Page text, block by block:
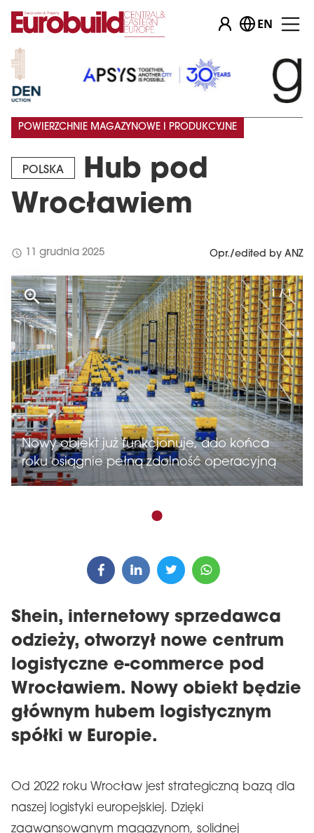
EN
POLSKA
Hub pod
Wrocławiem
POWIERZCHNIE MAGAZYNOWE I PRODUKCYJNE
schedule 11 grudnia 2025 Opr./edited by ANZ
Nowy obiekt już funkcjonuje, ado końca
roku osiągnie pełną zdolność operacyjną
1 / 1
Shein, internetowy sprzedawca
odzieży, otworzył nowe centrum
logistyczne e-commerce pod
Wrocławiem. Nowy obiekt będzie
głównym hubem logistycznym
spółki w Europie.
Od 2022 roku Wrocław jest strategiczną bazą dla
naszej logistyki europejskiej. Dzięki
zaawansowanym magazynom, solidnej